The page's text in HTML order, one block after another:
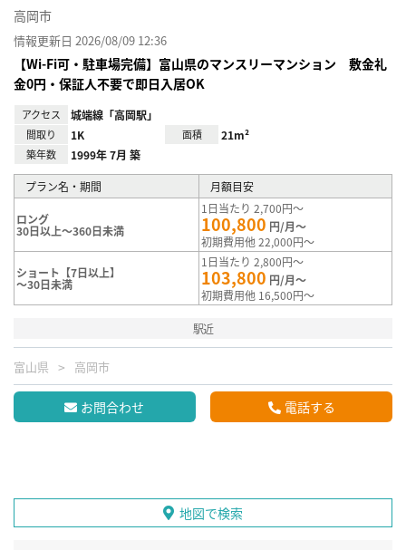
高岡市
情報更新日 2026/08/09 12:36
【Wi-Fi可・駐車場完備】富山県のマンスリーマンション 敷金礼
金0円・保証人不要で即日入居OK
アクセス 城端線「高岡駅」
間取り 1K 面積 21m²
築年数 1999年 7月 築
プラン名・期間 月額目安
ロング
30日以上～360日未満
1日当たり 2,700円～
100,800 円/月～
初期費用他 22,000円～
ショート【7日以上】
～30日未満
1日当たり 2,800円～
103,800 円/月～
初期費用他 16,500円～
駅近
富山県 高岡市
お問合わせ 電話する
地図で検索